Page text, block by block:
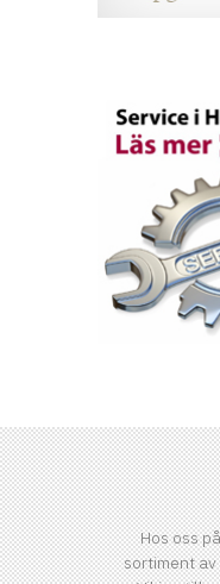
Hos oss
sortiment av